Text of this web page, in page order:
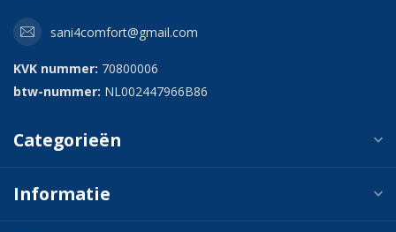
sani4comfort@gmail.com
KVK nummer: 70800006
btw-nummer: NL002447966B86
Categorieën
Informatie